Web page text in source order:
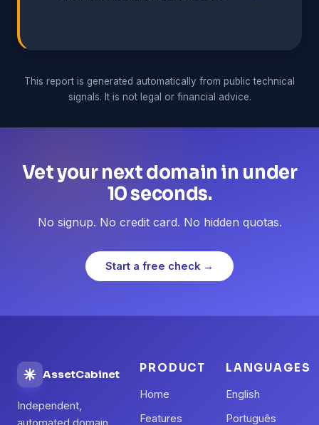
This report is generated automatically from public technical
signals. It is not legal or financial advice.
Vet your next domain in under
10 seconds.
No signup. No credit card. No hidden quotas.
Start a free check →
AssetCabinet
Independent,
PRODUCT
Home
Features
LANGUAGES
English
Português